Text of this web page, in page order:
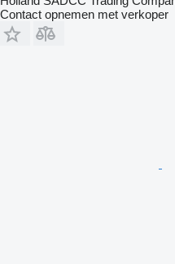
Contact opnemen met verkoper